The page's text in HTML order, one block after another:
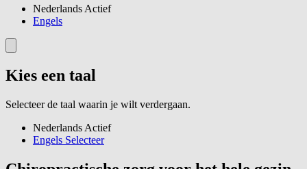
Nederlands Actief
Engels
Kies een taal
Selecteer de taal waarin je wilt verdergaan.
Nederlands Actief
Engels Selecteer